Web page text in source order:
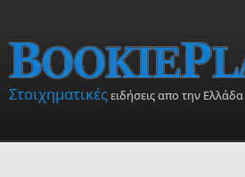
Στοιχηματικέςειδήσεις απο την